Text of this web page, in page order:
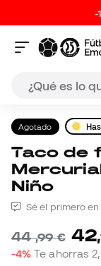
-
Agotado
Taco de fútbol Nike Zoom
Niño
Sé el primero
44,99 € 42,
-4% Te ahorras